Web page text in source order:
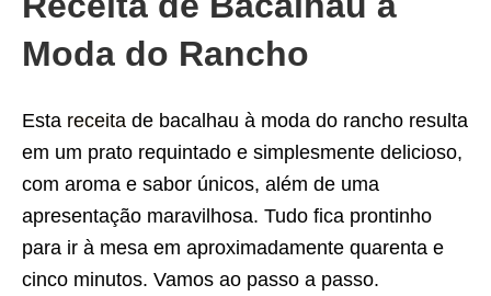
Moda do Rancho
Esta receita de bacalhau à moda do rancho resulta
em um prato requintado e simplesmente delicioso,
com aroma e sabor únicos, além de uma
apresentação maravilhosa. Tudo fica prontinho
para ir à mesa em aproximadamente quarenta e
cinco minutos. Vamos ao passo a passo.